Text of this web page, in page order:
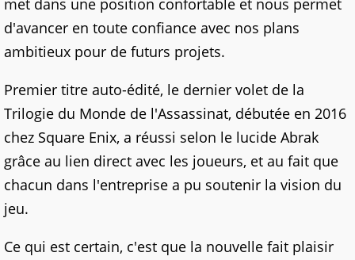
met dans une position confortable et nous permet
d'avancer en toute confiance avec nos plans
ambitieux pour de futurs projets.
Premier titre auto-édité, le dernier volet de la
Trilogie du Monde de l'Assassinat, débutée en 2016
chez Square Enix, a réussi selon le lucide Abrak
grâce au lien direct avec les joueurs, et au fait que
chacun dans l'entreprise a pu soutenir la vision du
jeu.
Ce qui est certain, c'est que la nouvelle fait plaisir